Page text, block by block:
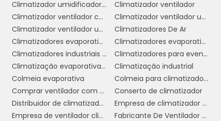
fundamental para manter a satisfação dos
clientes e a produtividade dos funcionários.
6. Estética e Discrição:O design dos
climatizadores de teto é discreto, permitindo
que se integrem facilmente ao ambiente sem
ocupar espaço no chão. Isso é especialmente
importante em locais comerciais onde a
estética e a organização do espaço são
valorizadas.
Climatizador umidificador ventilador
Climatizador ventilador
Climatizador ventilador com água
Climatizador ventilador umidificador de ar
Climatizador ventilador umidificador de parede a água
Climatizadores De Ar
Climatizadores evaporativo comercial e industrial
Climatizadores evaporativos
Climatizadores industriais portáteis
Climatizadores para eventos
Climatização evaporativa industrial
Climatização industrial
Colmeia evaporativa
Colmeia para climatizador preço
Comprar ventilador com climatizador
Conserto de climatizador
Distribuidor de climatizador evaporativo
Empresa de climatizador evaporativo
Empresa de ventilador climatizador industrial
Fabricante De Ventilador Climatizador Umidificador